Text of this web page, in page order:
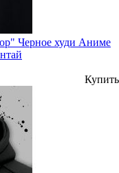
Черное худи Аниме
Купить